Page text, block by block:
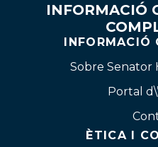
INFORMACIÓ
INFORMACIÓ
Sobre Senator
Portal
ÈTICA I